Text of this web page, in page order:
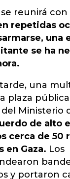
reunirá con
repetidas
una
se ha
una
plaza pública
Ministerio
de alto
cerca de 50
en Gaza. Los
y portaron